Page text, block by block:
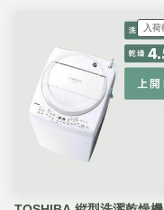
入荷